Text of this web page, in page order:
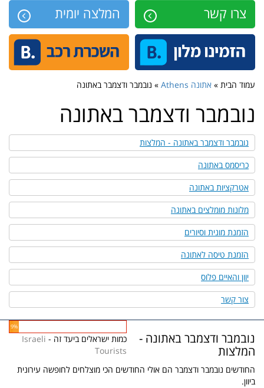
צרו קשר המלצה יומית
עמוד הבית » אתונה Athens » נובמבר ודצמבר באתונה
נובמבר ודצמבר באתונה
נובמבר ודצמבר באתונה - המלצות
כריסמס באתונה
אטרקציות באתונה
מלונות מומלצים באתונה
הזמנת מונית וסיורים
הזמנת טיסה לאתונה
יוון והאיים פלוס
צור קשר
9%
כמות ישראלים ביעד זה - Israeli
Tourists
נובמבר ודצמבר באתונה -
המלצות
החודשים נובמבר ודצמבר הם אולי החודשים הכי מוצלחים לחופשה עירונית
ביוון.